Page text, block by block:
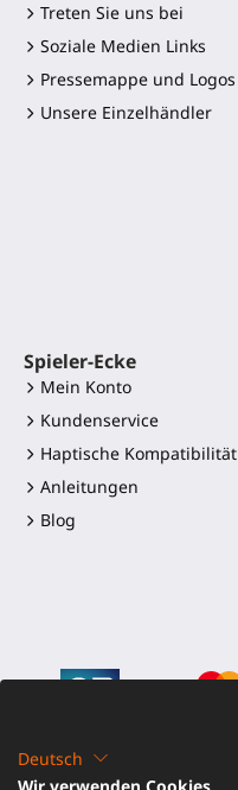
Treten Sie uns bei
Soziale Medien Links
Pressemappe und Logos
Unsere Einzelhändler
Spieler-Ecke
Mein Konto
Kundenservice
Haptische Kompatibilität
Anleitungen
Blog
Deutsch